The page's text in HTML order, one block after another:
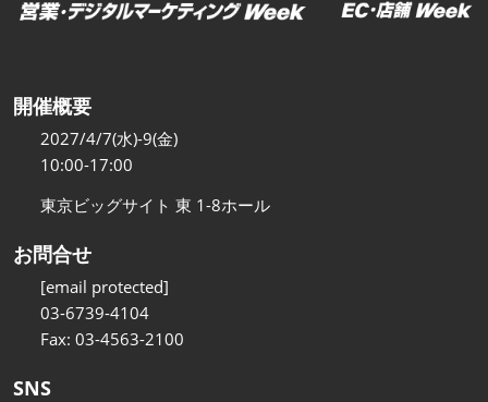
開催概要
2027/4/7(水)-9(金)
10:00-17:00
東京ビッグサイト 東 1-8ホール
お問合せ
[email protected]
03-6739-4104
Fax: 03-4563-2100
SNS